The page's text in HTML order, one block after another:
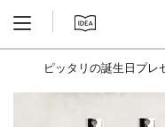
ピッタリの誕生日プレ